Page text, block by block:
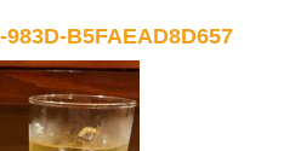
B5FAEAD8D657